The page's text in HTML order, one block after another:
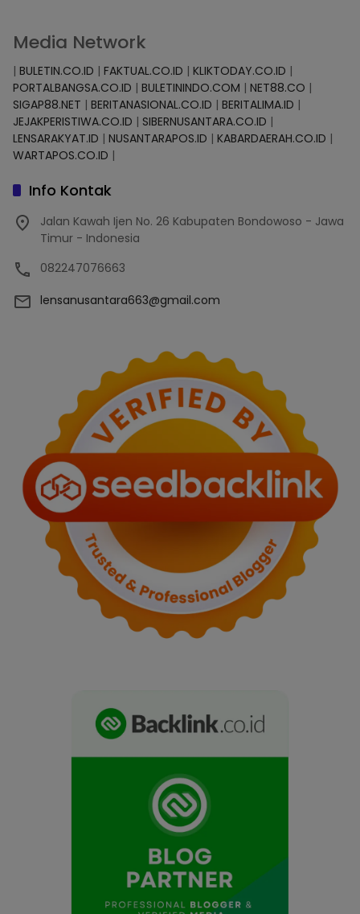
Media Network
| BULETIN.CO.ID | FAKTUAL.CO.ID | KLIKTODAY.CO.ID |
PORTALBANGSA.CO.ID | BULETININDO.COM | NET88.CO |
SIGAP88.NET | BERITANASIONAL.CO.ID | BERITALIMA.ID |
JEJAKPERISTIWA.CO.ID | SIBERNUSANTARA.CO.ID |
LENSARAKYAT.ID | NUSANTARAPOS.ID | KABARDAERAH.CO.ID |
WARTAPOS.CO.ID |
Info Kontak
Jalan Kawah Ijen No. 26 Kabupaten Bondowoso - Jawa
Timur - Indonesia
082247076663
lensanusantara663@gmail.com